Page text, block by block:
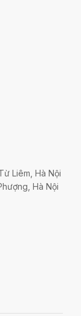
Liêm, Hà Nội
Hà Nội